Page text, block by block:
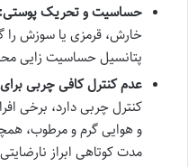
حساسیت و تحریک پوستی:
خارش، قرمزی یا سوزش را
پتانسیل حساسیت زایی
عدم کنترل کافی چربی
کنترل چربی دارد، برخی
و هوایی گرم و مرطوب،
مدت کوتاهی ابراز